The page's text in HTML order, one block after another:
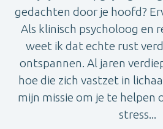
gedachten door je hoofd?
Als klinisch psycholoog en
weet ik dat echte rust
ontspannen. Al jaren
hoe die zich vastzet in
mijn missie om je te helpen
stress...